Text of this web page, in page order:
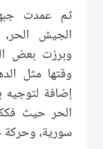
ثم عمدت
الجيش
وبرزت بعض
وقتها مثل
إضافة
الحر حيث
سورية،